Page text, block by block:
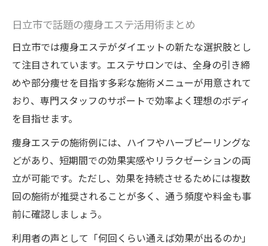
日立市で話題の痩身エステ活用術まとめ
日立市では痩身エステがダイエットの新たな選択肢とし
て注目されています。エステサロンでは、全身の引き締
めや部分痩せを目指す多彩な施術メニューが用意されて
おり、専門スタッフのサポートで効率よく理想のボディ
を目指せます。
痩身エステの施術例には、ハイフやハーブピーリングな
どがあり、短期間での効果実感やリラクゼーションの両
立が可能です。ただし、効果を持続させるためには複数
回の施術が推奨されることが多く、通う頻度や料金も事
前に確認しましょう。
利用者の声として「何回くらい通えば効果が出るのか」